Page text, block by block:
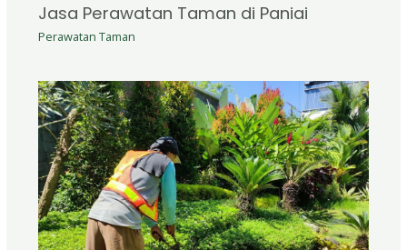
Jasa Perawatan Taman di Paniai
Perawatan Taman